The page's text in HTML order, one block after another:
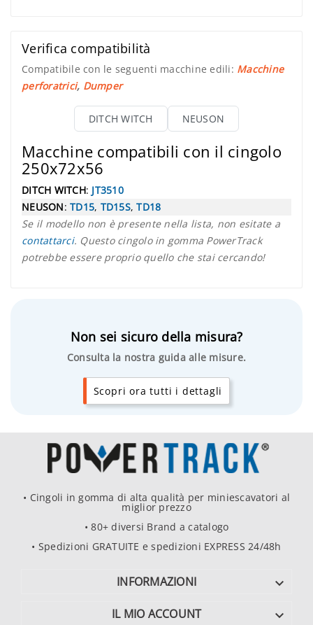
Verifica compatibilità
Compatibile con le seguenti macchine edili: Macchine
perforatrici, Dumper
DITCH WITCH NEUSON
Macchine compatibili con il cingolo
250x72x56
DITCH WITCH: JT3510
NEUSON: TD15, TD15S,TD18
Se il modello non è presente nella lista, non esitate a
contattarci. Questo cingolo in gomma PowerTrack
potrebbe essere proprio quello che stai cercando!
Non sei sicuro della misura?
Consulta la nostra guida alle misure.
Scopri ora tutti i dettagli
• Cingoli in gomma di alta qualità per miniescavatori al
miglior prezzo
• 80+ diversi Brand a catalogo
• Spedizioni GRATUITE e spedizioni EXPRESS 24/48h
INFORMAZIONI 
IL MIO ACCOUNT 